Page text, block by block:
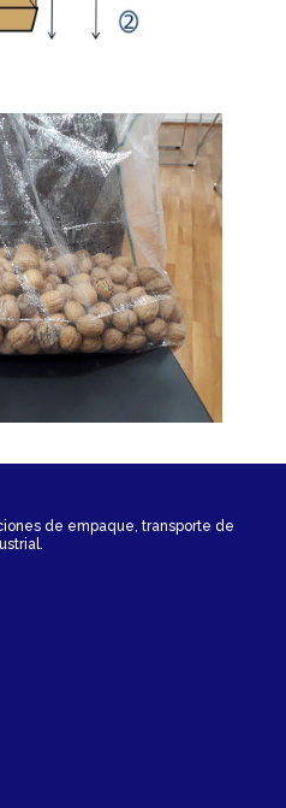
de empaque, transporte de